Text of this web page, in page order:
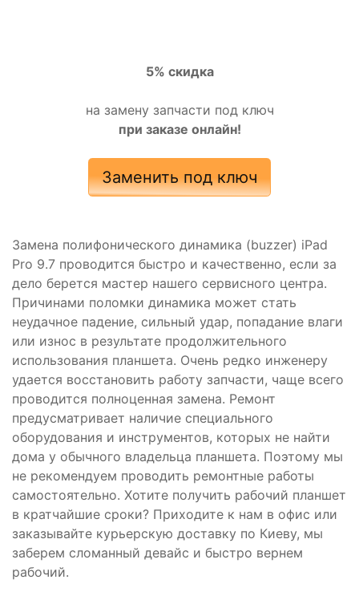
5% скидка
на замену запчасти под ключ
при заказе онлайн!
Заменить под ключ
Замена полифонического динамика (buzzer) iPad
Pro 9.7 проводится быстро и качественно, если за
дело берется мастер нашего сервисного центра.
Причинами поломки динамика может стать
неудачное падение, сильный удар, попадание влаги
или износ в результате продолжительного
использования планшета. Очень редко инженеру
удается восстановить работу запчасти, чаще всего
проводится полноценная замена. Ремонт
предусматривает наличие специального
оборудования и инструментов, которых не найти
дома у обычного владельца планшета. Поэтому мы
не рекомендуем проводить ремонтные работы
самостоятельно. Хотите получить рабочий планшет
в кратчайшие сроки? Приходите к нам в офис или
заказывайте курьерскую доставку по Киеву, мы
заберем сломанный девайс и быстро вернем
рабочий.